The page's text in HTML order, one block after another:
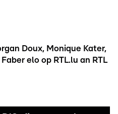
Doux, Monique Kater,
elo op RTL.lu an RTL